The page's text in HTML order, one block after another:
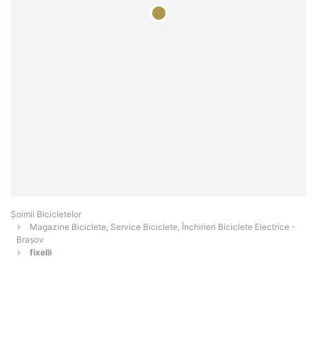
Șoimii Bicicletelor
Magazine Biciclete, Service Biciclete, Închirieri Biciclete Electrice -
Braşov
fixelli